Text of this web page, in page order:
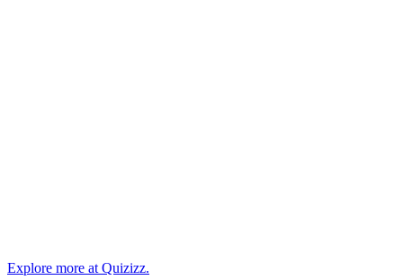
Explore more at Quizizz.